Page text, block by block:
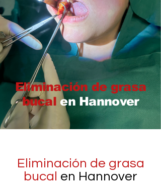
Eliminación de grasa
bucal en Hannover
Eliminación de grasa
bucal en Hannover